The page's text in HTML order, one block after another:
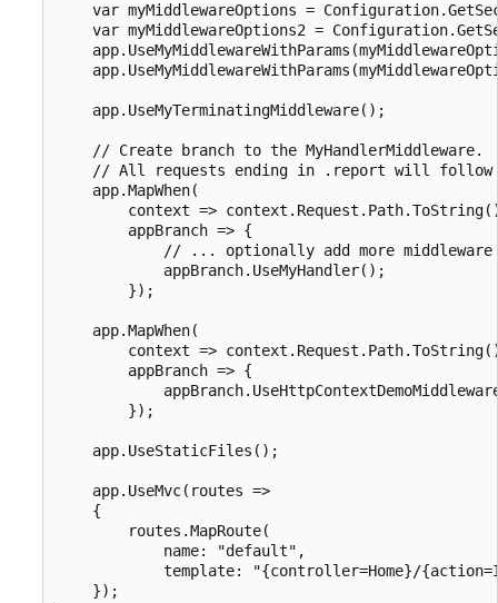
var myMiddlewareOptions =
var myMiddlewareOptions2 =
    app.UseMyTerminatingMiddleware();
    // Create branch to the MyHandlerMiddleware.
// All requests ending in .report will follow
    app.MapWhen(
context =>
        appBranch => {
// ... optionally add more
            appBranch.UseMyHandler();
        });
    app.MapWhen(
context =>
        appBranch => {
        });
    app.UseStaticFiles();
    app.UseMvc(routes =>
    {
        routes.MapRoute(
            name: "default",
template: "{controller=Home}/
    });